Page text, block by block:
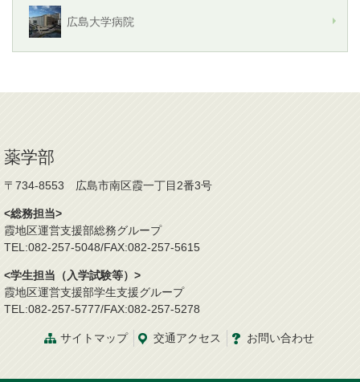
広島大学病院
薬学部
〒734-8553 広島市南区霞一丁目2番3号
<総務担当>
霞地区運営支援部総務グループ
TEL:082-257-5048/FAX:082-257-5615
<学生担当（入学試験等）>
霞地区運営支援部学生支援グループ
TEL:082-257-5777/FAX:082-257-5278
サイトマップ 交通アクセス お問い合わせ